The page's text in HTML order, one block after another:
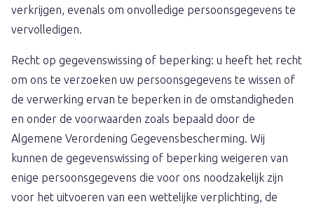
verkrijgen, evenals om onvolledige persoonsgegevens te
vervolledigen.
Recht op gegevenswissing of beperking: u heeft het recht
om ons te verzoeken uw persoonsgegevens te wissen of
de verwerking ervan te beperken in de omstandigheden
en onder de voorwaarden zoals bepaald door de
Algemene Verordening Gegevensbescherming. Wij
kunnen de gegevenswissing of beperking weigeren van
enige persoonsgegevens die voor ons noodzakelijk zijn
voor het uitvoeren van een wettelijke verplichting, de